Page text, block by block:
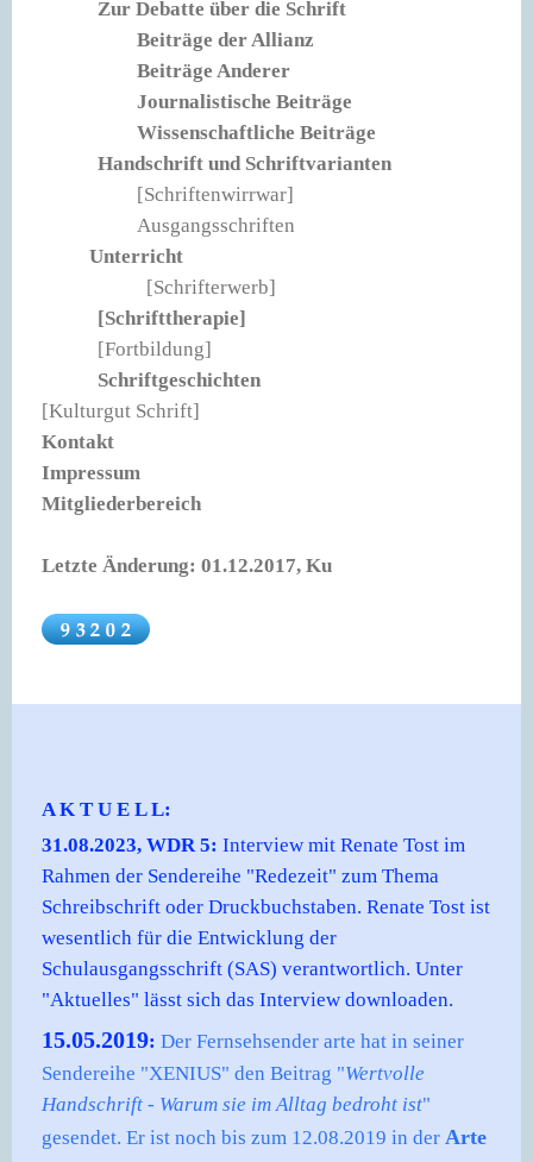
Zur Debatte über die Schrift
Beiträge der Allianz
Beiträge Anderer
Journalistische Beiträge
Wissenschaftliche Beiträge
Handschrift und Schriftvarianten
[Schriftenwirrwar]
Ausgangsschriften
Unterricht
[Schrifterwerb]
[Schrifttherapie]
[Fortbildung]
Schriftgeschichten
[Kulturgut Schrift]
Kontakt
Impressum
Mitgliederbereich
Letzte Änderung: 01.12.2017, Ku
A K T U E L L:
31.08.2023, WDR 5: Interview mit Renate Tost im
Rahmen der Sendereihe "Redezeit" zum Thema
Schreibschrift oder Druckbuchstaben. Renate Tost ist
wesentlich für die Entwicklung der
Schulausgangsschrift (SAS) verantwortlich. Unter
"Aktuelles" lässt sich das Interview downloaden.
15.05.2019: Der Fernsehsender arte hat in seiner
Sendereihe "XENIUS" den Beitrag "Wertvolle
Handschrift - Warum sie im Alltag bedroht ist"
gesendet. Er ist noch bis zum 12.08.2019 in der Arte